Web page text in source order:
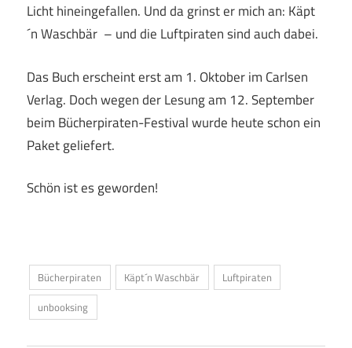
Licht hineingefallen. Und da grinst er mich an: Käpt
´n Waschbär – und die Luftpiraten sind auch dabei.
Das Buch erscheint erst am 1. Oktober im Carlsen
Verlag. Doch wegen der Lesung am 12. September
beim Bücherpiraten-Festival wurde heute schon ein
Paket geliefert.
Schön ist es geworden!
Bücherpiraten Käpt´n Waschbär
Luftpiraten
unbooksing